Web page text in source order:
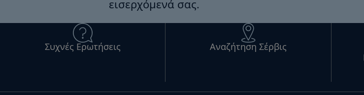
εισερχόμενά σας.
Συχνές Ερωτήσεις Αναζήτηση Σέρβις